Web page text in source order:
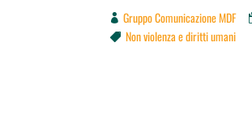
Gruppo Comunicazione MDF
 Non violenza e diritti umani